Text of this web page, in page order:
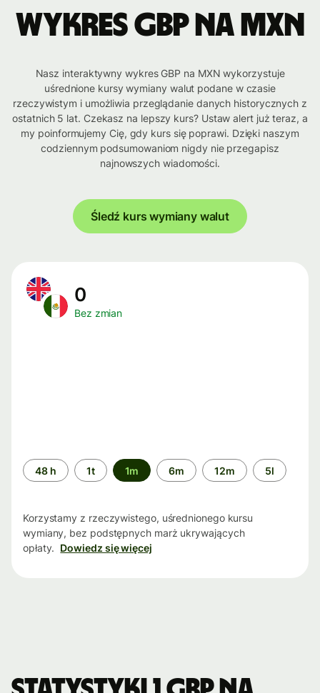
Wykres GBP na MXN
Nasz interaktywny wykres GBP na MXN wykorzystuje
uśrednione kursy wymiany walut podane w czasie
rzeczywistym i umożliwia przeglądanie danych historycznych z
ostatnich 5 lat. Czekasz na lepszy kurs? Ustaw alert już teraz, a
my poinformujemy Cię, gdy kurs się poprawi. Dzięki naszym
codziennym podsumowaniom nigdy nie przegapisz
najnowszych wiadomości.
Śledź kurs wymiany walut
0
Bez zmian
Przedział
czasu
48 h 1t 1m 6m 12m 5l
Korzystamy z rzeczywistego, uśrednionego kursu
wymiany, bez podstępnych marż ukrywających
opłaty. Dowiedz się więcej